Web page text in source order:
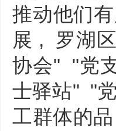
推动他们
展 , 罗湖
协会" "党
士驿站" "
工群体的